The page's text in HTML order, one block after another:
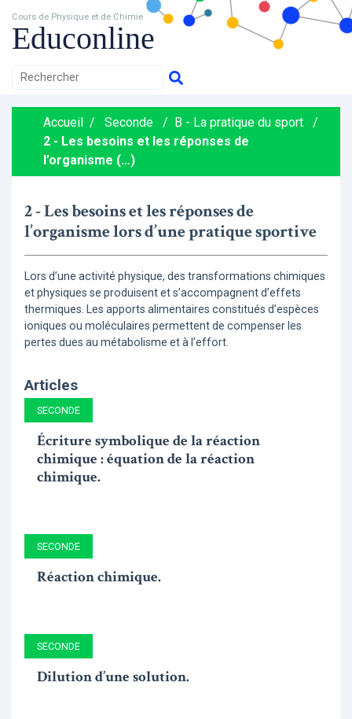
Cours de Physique et de Chimie
Educonline
Accueil / Seconde / B - La pratique du sport
/
2 - Les besoins et les réponses de
l’organisme (…)
2 - Les besoins et les réponses de
l’organisme lors d’une pratique sportive
Lors d’une activité physique, des transformations chimiques
et physiques se produisent et s’accompagnent d’effets
thermiques. Les apports alimentaires constitués d’espèces
ioniques ou moléculaires permettent de compenser les
pertes dues au métabolisme et à l’effort.
Articles
SECONDE
Écriture symbolique de la réaction
chimique : équation de la réaction
chimique.
SECONDE
Réaction chimique.
SECONDE
Dilution d’une solution.